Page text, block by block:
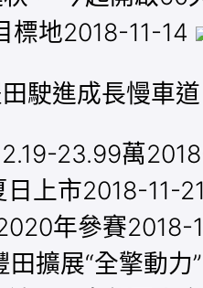
標地2018-11-14
駛進成長慢車道
23.99萬
上市2018-11-
年參賽2018-
擴展“全擎動